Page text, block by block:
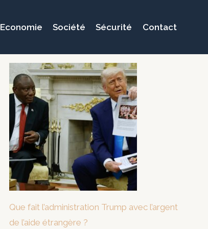
Economie Société Sécurité Contact
Que fait l’administration Trump avec l’argent
de l’aide étrangère ?